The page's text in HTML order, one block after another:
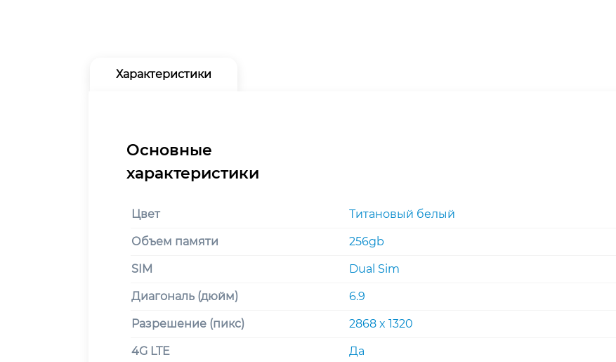
Характеристики
Цвет Титановый белый
Объем памяти 256gb
SIM Dual Sim
Диагональ (дюйм) 6.9
Разрешение (пикс) 2868 x 1320
4G LTE Да